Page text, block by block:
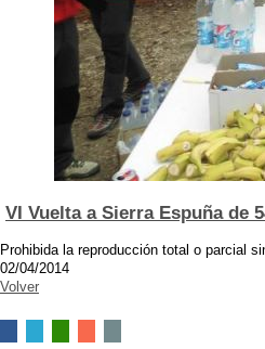
VI Vuelta a Sierra Espuña de
Prohibida la reproducción total o parcial
02/04/2014
Volver